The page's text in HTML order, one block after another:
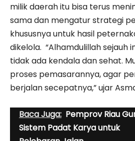
milik daerah itu bisa terus
sama dan mengatur strategi
khususnya untuk hasil
dikelola. “Alhamdulillah sejauh
tidak ada kendala dan sehat.
proses pemasarannya, agar
berjalan secepatnya,” ujar
Baca Juga: Pemprov Riau
Sistem Padat Karya untuk